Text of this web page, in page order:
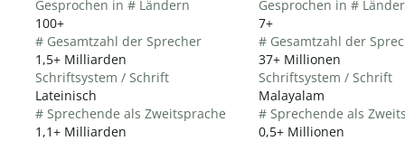
Gesprochen in # Ländern
100+
# Gesamtzahl der Sprecher
1,5+ Milliarden
Schriftsystem / Schrift
Lateinisch
# Sprechende als Zweitsprache
1,1+ Milliarden
Gesprochen in #
7+
# Gesamtzahl der
37+ Millionen
Schriftsystem / Schrift
Malayalam
# Sprechende als
0,5+ Millionen